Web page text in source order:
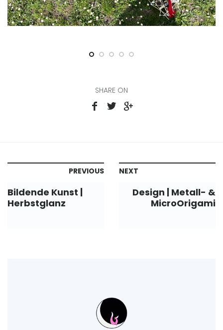
SHARE ON
PREVIOUS
Bildende Kunst |
Herbstglanz
NEXT
Design | Metall- &
MicroOrigami